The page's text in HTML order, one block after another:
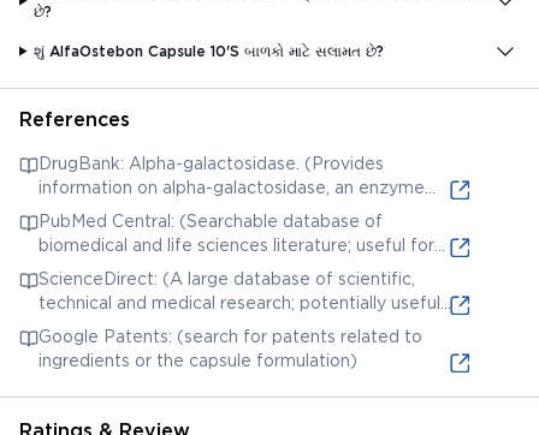
છે?
શું AlfaOstebon Capsule 10'S બાળકો માટે સલામત છે?
References
DrugBank: Alpha-galactosidase. (Provides
information on alpha-galactosidase, an enzyme
sometimes used to aid digestion of complex
carbohydrates)
PubMed Central: (Searchable database of
biomedical and life sciences literature; useful for
finding research on individual ingredients.)
ScienceDirect: (A large database of scientific,
technical and medical research; potentially useful
for researching specific ingredients)
Google Patents: (search for patents related to
ingredients or the capsule formulation)
Ratings & Review